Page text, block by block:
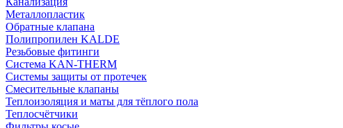
Металлопластик
Обратные клапана
Полипропилен KALDE
Резьбовые фитинги
Система KAN-THERM
Системы защиты от протечек
Смесительные клапаны
Теплоизоляция и маты для тёплого пола
Теплосчётчики